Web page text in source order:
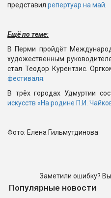
представил репертуар на май
Ещё по теме:
В Перми пройдёт
художественным
стал Теодор Курентзис.
фестиваля
В трёх городах Удмуртии
искусств «На родине П.И.
Фото: Елена Гильмутдинова
Заметили ошибку?
Популярные новости